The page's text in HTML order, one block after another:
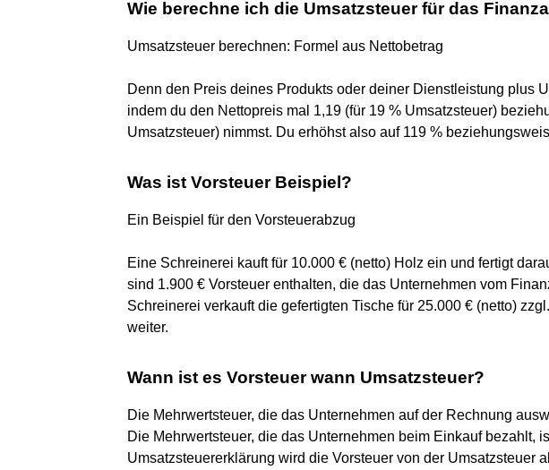
Wie berechne ich die Umsatzsteuer für das
Umsatzsteuer berechnen: Formel aus Nettobetrag
Denn den Preis deines Produkts oder deiner Dienstleistung plus
indem du den Nettopreis mal 1,19 (für 19 % Umsatzsteuer)
Umsatzsteuer) nimmst. Du erhöhst also auf 119 %
Was ist Vorsteuer Beispiel?
Ein Beispiel für den Vorsteuerabzug
Eine Schreinerei kauft für 10.000 € (netto) Holz ein und fertigt
sind 1.900 € Vorsteuer enthalten, die das Unternehmen vom
Schreinerei verkauft die gefertigten Tische für 25.000 € (netto)
weiter.
Wann ist es Vorsteuer wann Umsatzsteuer?
Die Mehrwertsteuer, die das Unternehmen auf der Rechnung
Die Mehrwertsteuer, die das Unternehmen beim Einkauf bezahlt,
Umsatzsteuererklärung wird die Vorsteuer von der Umsatzsteuer